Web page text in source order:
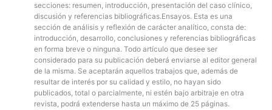
secciones: resumen, introducción, presentación del caso clínico,
discusión y referencias bibliográficas.Ensayos.Esta es una
sección de análisis y reflexión de carácter analítico, consta de:
introducción, desarrollo, conclusiones y referencias bibliográficas
en forma breve o ninguna. Todo artículo que desee ser
considerado para su publicación deberá enviarse al editor general
de la misma. Se aceptarán aquellos trabajos que, además de
resultar de interés por su calidad y estilo, no hayan sido
publicados, total o parcialmente, ni estén bajo arbitraje en otra
revista, podrá extenderse hasta un máximo de 25 páginas.